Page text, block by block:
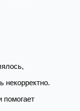
некорректно.
помогает